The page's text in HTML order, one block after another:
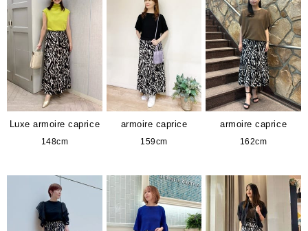
Luxe armoire caprice
148cm
armoire caprice
159cm
armoire caprice
162cm